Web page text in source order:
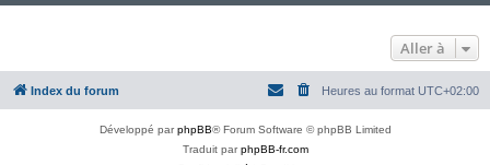
Aller à
Index du forum Heures au format UTC+02:00
Développé parphpBB® Forum Software © phpBB Limited
Traduit parphpBB-fr.com